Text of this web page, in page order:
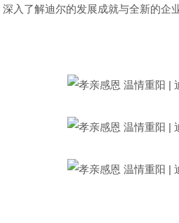
入了解迪尔的发展成就与全新的